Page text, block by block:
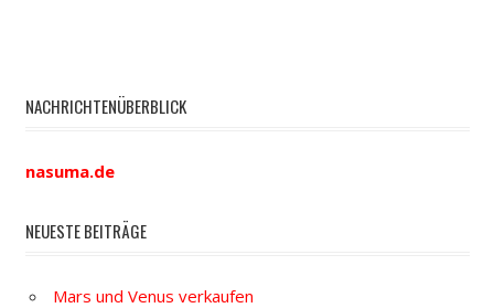
NACHRICHTENÜBERBLICK
nasuma.de
NEUESTE BEITRÄGE
Mars und Venus verkaufen